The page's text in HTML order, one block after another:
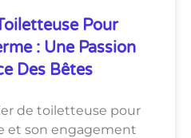
Pour
: Une Passion
Des Bêtes
de toiletteuse pour
et son engagement